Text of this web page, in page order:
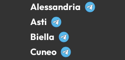
Alessandria
Asti
Biella
Cuneo